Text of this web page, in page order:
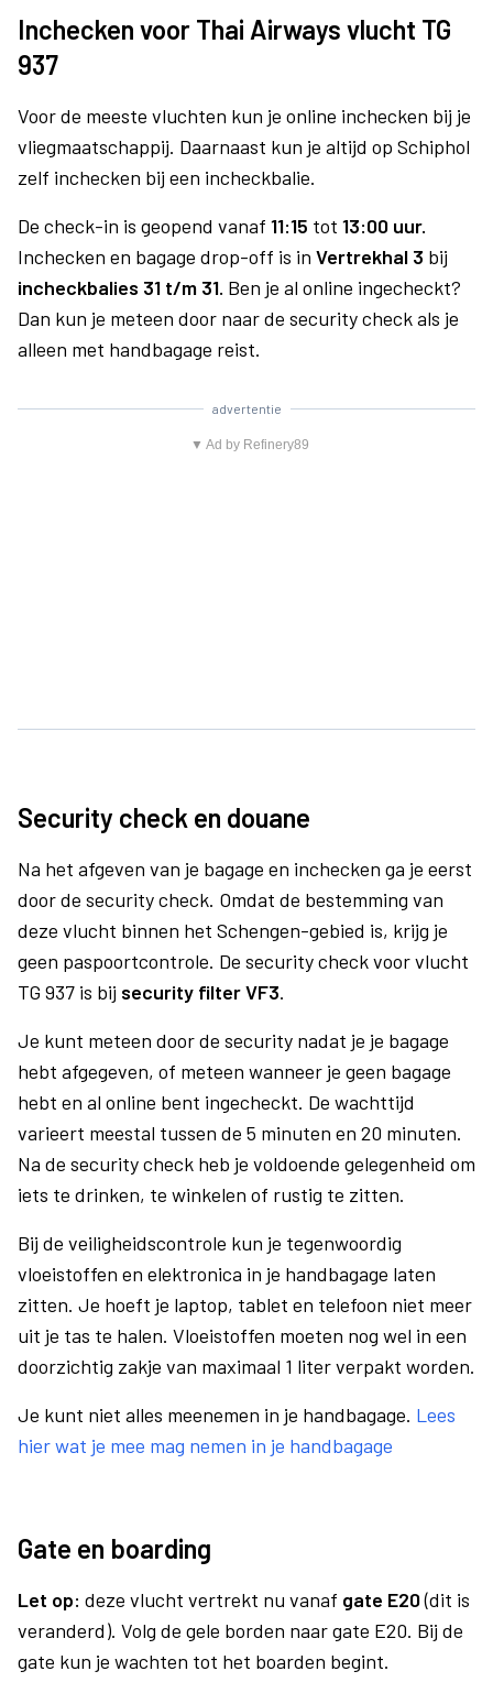
Inchecken voor Thai Airways vlucht TG
937
Voor de meeste vluchten kun je online inchecken bij je
vliegmaatschappij. Daarnaast kun je altijd op Schiphol
zelf inchecken bij een incheckbalie.
De check-in is geopend vanaf 11:15 tot 13:00 uur.
Inchecken en bagage drop-off is in Vertrekhal 3 bij
incheckbalies 31 t/m 31. Ben je al online ingecheckt?
Dan kun je meteen door naar de security check als je
alleen met handbagage reist.
advertentie
▼ Ad by Refinery89
Security check en douane
Na het afgeven van je bagage en inchecken ga je eerst
door de security check. Omdat de bestemming van
deze vlucht binnen het Schengen-gebied is, krijg je
geen paspoortcontrole. De security check voor vlucht
TG 937 is bij security filter VF3.
Je kunt meteen door de security nadat je je bagage
hebt afgegeven, of meteen wanneer je geen bagage
hebt en al online bent ingecheckt. De wachttijd
varieert meestal tussen de 5 minuten en 20 minuten.
Na de security check heb je voldoende gelegenheid om
iets te drinken, te winkelen of rustig te zitten.
Bij de veiligheidscontrole kun je tegenwoordig
vloeistoffen en elektronica in je handbagage laten
zitten. Je hoeft je laptop, tablet en telefoon niet meer
uit je tas te halen. Vloeistoffen moeten nog wel in een
doorzichtig zakje van maximaal 1 liter verpakt worden.
Je kunt niet alles meenemen in je handbagage. Lees
hier wat je mee mag nemen in je handbagage
Gate en boarding
Let op: deze vlucht vertrekt nu vanaf gate E20(dit is
veranderd). Volg de gele borden naar gate E20. Bij de
gate kun je wachten tot het boarden begint.